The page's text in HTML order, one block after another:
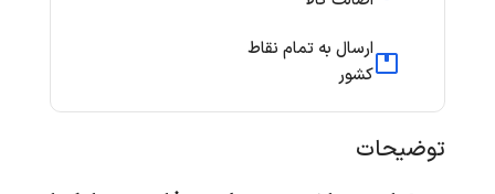
ارسال به تمام نقاط
کشور
توضیحات